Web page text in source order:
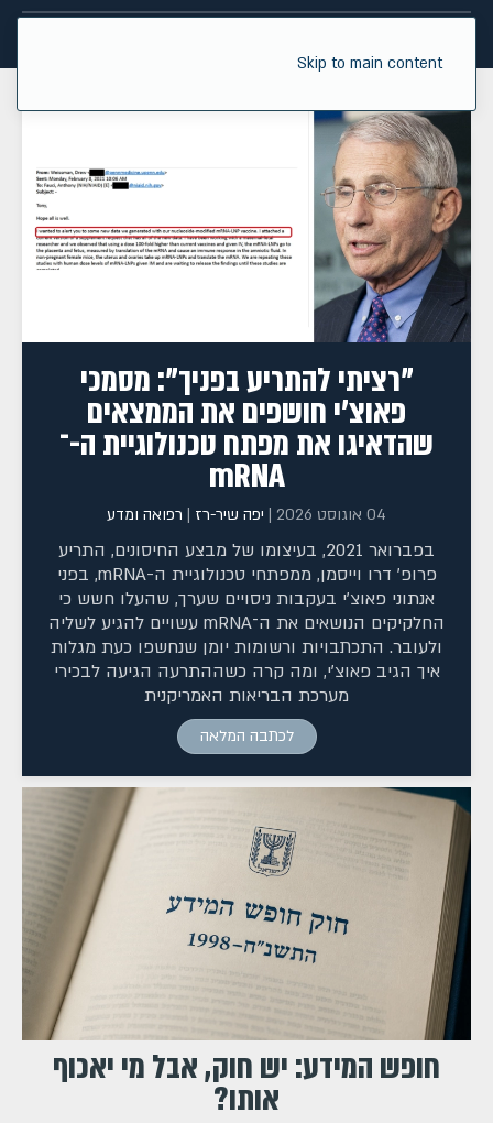
Skip to main content
"רציתי להתריע בפניך": מסמכי
פאוצ'י חושפים את הממצאים
שהדאיגו את מפתח טכנולוגיית ה-־
mRNA
04 אוגוסט 2026 יפה שיר-רז רפואה ומדע
בפברואר 2021, בעיצומו של מבצע החיסונים, התריע
פרופ' דרו וייסמן, ממפתחי טכנולוגיית ה-mRNA, בפני
אנתוני פאוצ'י בעקבות ניסויים שערך, שהעלו חשש כי
החלקיקים הנושאים את ה־mRNA עשויים להגיע לשליה
ולעובר. התכתבויות ורשומות יומן שנחשפו כעת מגלות
איך הגיב פאוצ'י, ומה קרה כשההתרעה הגיעה לבכירי
מערכת הבריאות האמריקנית
לכתבה המלאה
חופש המידע: יש חוק, אבל מי יאכוף
אותו?